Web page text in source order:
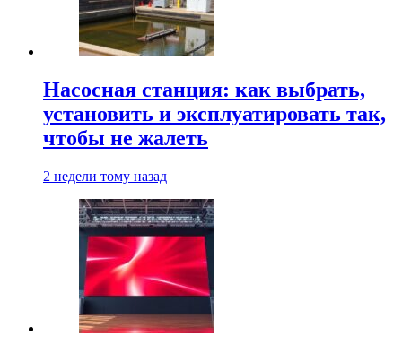
Насосная станция: как выбрать,
установить и эксплуатировать так,
чтобы не жалеть
2 недели тому назад